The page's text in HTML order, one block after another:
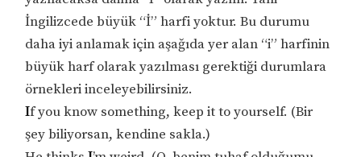
İngilizcede büyük “İ” harfi yoktur. Bu durumu
daha iyi anlamak için aşağıda yer alan “i” harfinin
büyük harf olarak yazılması gerektiği durumlara
örnekleri inceleyebilirsiniz.
If you know something, keep it to yourself. (Bir
şey biliyorsan, kendine sakla.)